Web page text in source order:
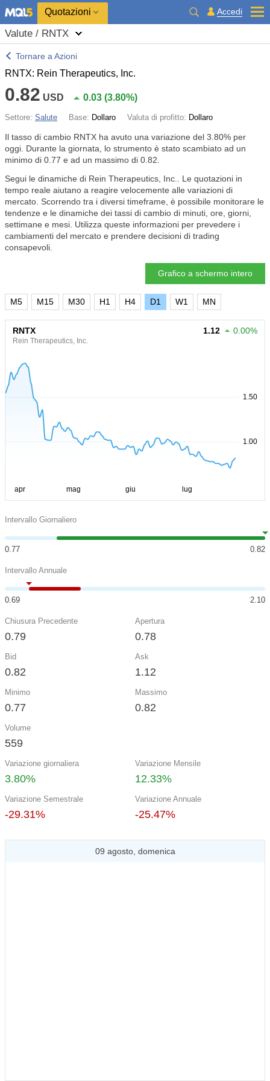
Quotazioni Accedi
Valute / RNTX
Tornare a Azioni
RNTX: Rein Therapeutics, Inc.
0.82 USD 0.03 (3.80%)
Settore: Salute Base: Dollaro Valuta di profitto: Dollaro
Il tasso di cambio RNTX ha avuto una variazione del 3.80% per
oggi. Durante la giornata, lo strumento è stato scambiato ad un
minimo di 0.77 e ad un massimo di 0.82.
Segui le dinamiche di Rein Therapeutics, Inc.. Le quotazioni in
tempo reale aiutano a reagire velocemente alle variazioni di
mercato. Scorrendo tra i diversi timeframe, è possibile monitorare le
tendenze e le dinamiche dei tassi di cambio di minuti, ore, giorni,
settimane e mesi. Utilizza queste informazioni per prevedere i
cambiamenti del mercato e prendere decisioni di trading
consapevoli.
Grafico a schermo intero
M5 M15 M30 H1 H4 D1 W1 MN
RNTX
Rein Therapeutics, Inc.
1.12 0.00%
Intervallo Giornaliero
0.77 0.82
Intervallo Annuale
0.69 2.10
Chiusura Precedente
0.79
Apertura
0.78
Bid
0.82
Ask
1.12
Minimo
0.77
Massimo
0.82
Volume
559
Variazione giornaliera
3.80%
Variazione Mensile
12.33%
Variazione Semestrale
-29.31%
Variazione Annuale
-25.47%
09 agosto, domenica